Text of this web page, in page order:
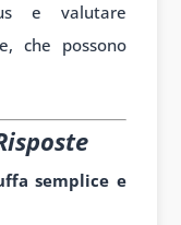
e valutare
che possono
semplice e